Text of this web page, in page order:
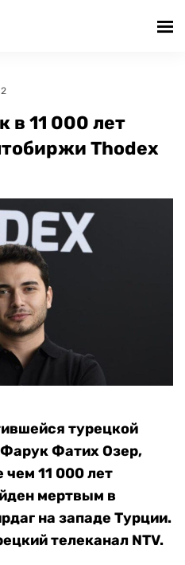
в 11 000 лет
Thodex
турецкой
Фатих Озер,
11 000 лет
мертвым в
на западе Турции.
телеканал NTV.